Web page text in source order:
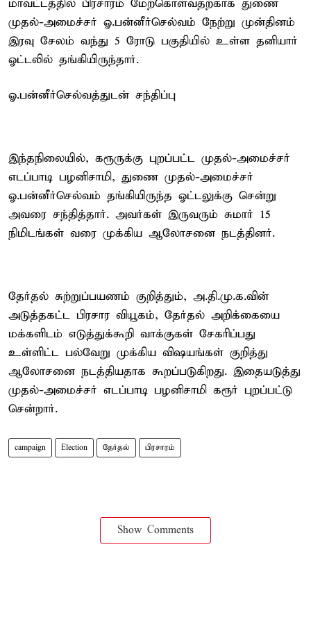
மாவட்டத்தில் பிரசாரம் மேற்கொள்வதற்காக துணை
முதல்-அமைச்சர் ஓ.பன்னீர்செல்வம் நேற்று முன்தினம்
இரவு சேலம் வந்து 5 ரோடு பகுதியில் உள்ள தனியார்
ஓட்டலில் தங்கியிருந்தார்.
ஓ.பன்னீர்செல்வத்துடன் சந்திப்பு
இந்தநிலையில், கரூருக்கு புறப்பட்ட முதல்-அமைச்சர்
எடப்பாடி பழனிசாமி, துணை முதல்-அமைச்சர்
ஓ.பன்னீர்செல்வம் தங்கியிருந்த ஓட்டலுக்கு சென்று
அவரை சந்தித்தார். அவர்கள் இருவரும் சுமார் 15
நிமிடங்கள் வரை முக்கிய ஆலோசனை நடத்தினர்.
தேர்தல் சுற்றுப்பயணம் குறித்தும், அ.தி.மு.க.வின்
அடுத்தகட்ட பிரசார வியூகம், தேர்தல் அறிக்கையை
மக்களிடம் எடுத்துக்கூறி வாக்குகள் சேகரிப்பது
உள்ளிட்ட பல்வேறு முக்கிய விஷயங்கள் குறித்து
ஆலோசனை நடத்தியதாக கூறப்படுகிறது. இதையடுத்து
முதல்-அமைச்சர் எடப்பாடி பழனிசாமி கரூர் புறப்பட்டு
சென்றார்.
campaign Election தேர்தல் பிரசாரம்
Show Comments